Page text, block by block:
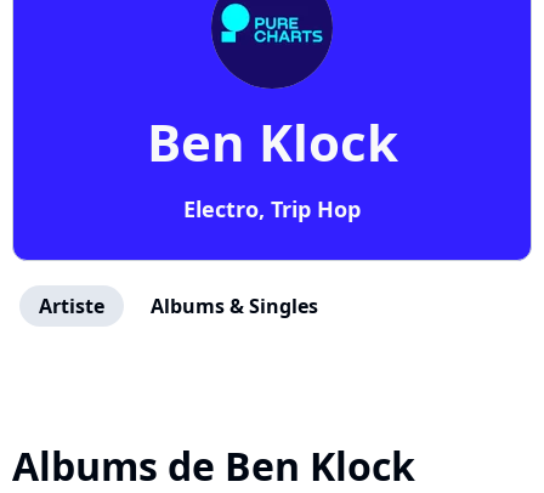
Ben Klock
Electro, Trip Hop
Artiste Albums & Singles
Albums de Ben Klock